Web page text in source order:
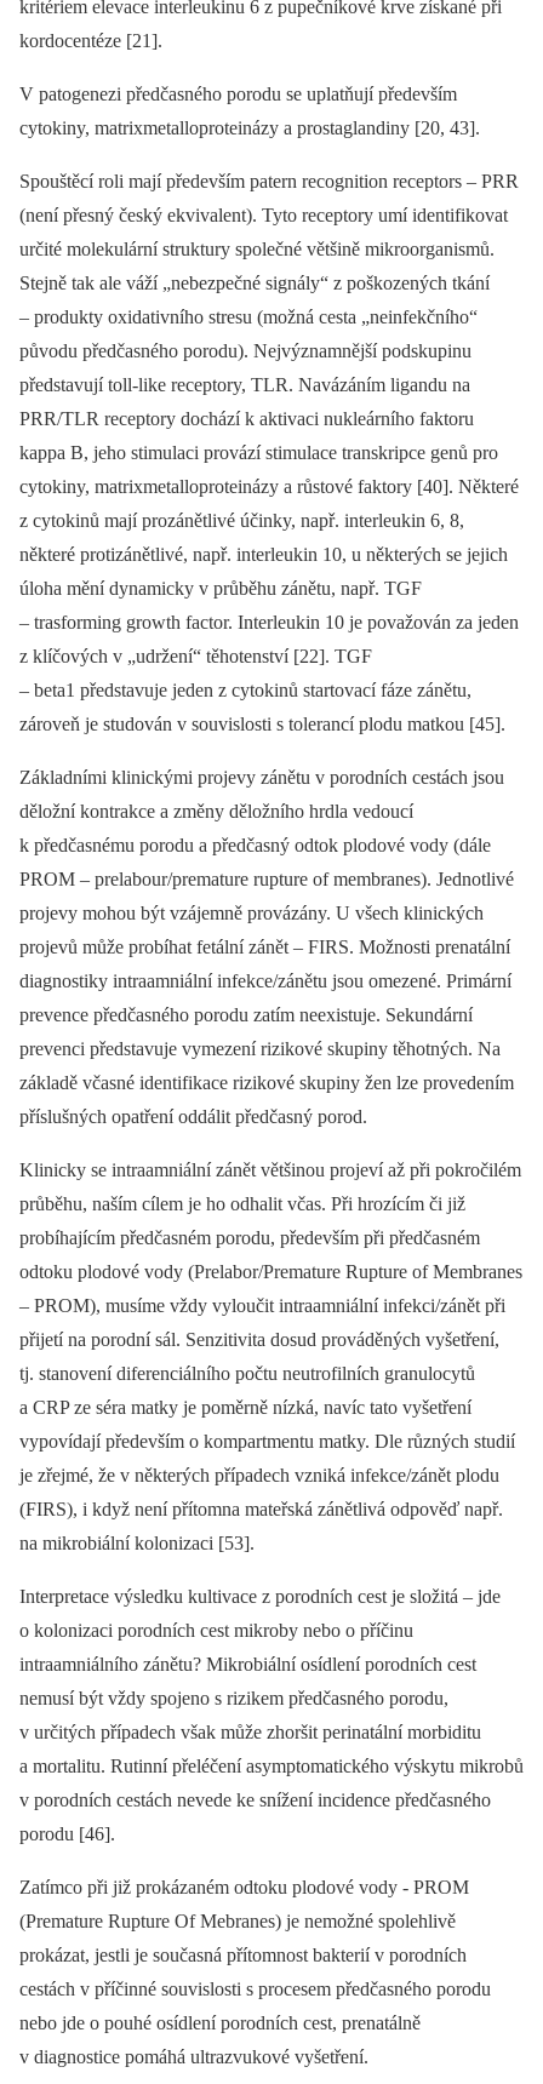
kritériem elevace interleukinu 6 z pupečníkové krve získané při
kordocentéze [21].
V patogenezi předčasného porodu se uplatňují především
cytokiny, matrixmetalloproteinázy a prostaglandiny [20, 43].
Spouštěcí roli mají především patern recognition receptors –⁠ PRR
(není přesný český ekvivalent). Tyto receptory umí identifikovat
určité molekulární struktury společné většině mikroorganismů.
Stejně tak ale váží „nebezpečné signály“ z poškozených tkání
–⁠ produkty oxidativního stresu (možná cesta „neinfekčního“
původu předčasného porodu). Nejvýznamnější podskupinu
představují toll-like receptory, TLR. Navázáním ligandu na
PRR/TLR receptory dochází k aktivaci nukleárního faktoru
kappa B, jeho stimulaci provází stimulace transkripce genů pro
cytokiny, matrixmetalloproteinázy a růstové faktory [40]. Některé
z cytokinů mají prozánětlivé účinky, např. interleukin 6, 8,
některé protizánětlivé, např. interleukin 10, u některých se jejich
úloha mění dynamicky v průběhu zánětu, např. TGF
–⁠ trasforming growth factor. Interleukin 10 je považován za jeden
z klíčových v „udržení“ těhotenství [22]. TGF
–⁠ beta1 představuje jeden z cytokinů startovací fáze zánětu,
zároveň je studován v souvislosti s tolerancí plodu matkou [45].
Základními klinickými projevy zánětu v porodních cestách jsou
děložní kontrakce a změny děložního hrdla vedoucí
k předčasnému porodu a předčasný odtok plodové vody (dále
PROM –⁠ prelabour/premature rupture of membranes). Jednotlivé
projevy mohou být vzájemně provázány. U všech klinických
projevů může probíhat fetální zánět –⁠ FIRS. Možnosti prenatální
diagnostiky intraamniální infekce/zánětu jsou omezené. Primární
prevence předčasného porodu zatím neexistuje. Sekundární
prevenci představuje vymezení rizikové skupiny těhotných. Na
základě včasné identifikace rizikové skupiny žen lze provedením
příslušných opatření oddálit předčasný porod.
Klinicky se intraamniální zánět většinou projeví až při pokročilém
průběhu, naším cílem je ho odhalit včas. Při hrozícím či již
probíhajícím předčasném porodu, především při předčasném
odtoku plodové vody (Prelabor/Premature Rupture of Membranes
–⁠ PROM), musíme vždy vyloučit intraamniální infekci/zánět při
přijetí na porodní sál. Senzitivita dosud prováděných vyšetření,
tj. stanovení diferenciálního počtu neutrofilních granulocytů
a CRP ze séra matky je poměrně nízká, navíc tato vyšetření
vypovídají především o kompartmentu matky. Dle různých studií
je zřejmé, že v některých případech vzniká infekce/zánět plodu
(FIRS), i když není přítomna mateřská zánětlivá odpověď např.
na mikrobiální kolonizaci [53].
Interpretace výsledku kultivace z porodních cest je složitá –⁠ jde
o kolonizaci porodních cest mikroby nebo o příčinu
intraamniálního zánětu? Mikrobiální osídlení porodních cest
nemusí být vždy spojeno s rizikem předčasného porodu,
v určitých případech však může zhoršit perinatální morbiditu
a mortalitu. Rutinní přeléčení asymptomatického výskytu mikrobů
v porodních cestách nevede ke snížení incidence předčasného
porodu [46].
Zatímco při již prokázaném odtoku plodové vody -⁠ PROM
(Premature Rupture Of Mebranes) je nemožné spolehlivě
prokázat, jestli je současná přítomnost bakterií v porodních
cestách v příčinné souvislosti s procesem předčasného porodu
nebo jde o pouhé osídlení porodních cest, prenatálně
v diagnostice pomáhá ultrazvukové vyšetření.